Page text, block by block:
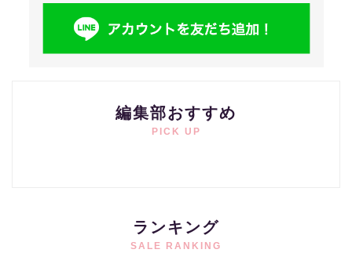
編集部おすすめ
PICK UP
ランキング
SALE RANKING